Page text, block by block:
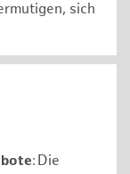
sich
: Die